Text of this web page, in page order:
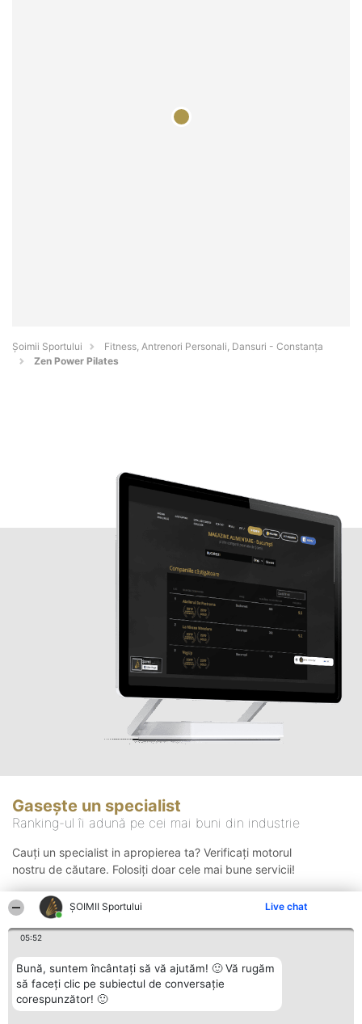
ȘOIMII Sportului Live chat
05:52
Bună, suntem încântați să vă ajutăm! 🙂 Vă rugăm
să faceți clic pe subiectul de conversație
corespunzător! 🙂
Șoimii Sportului
Fitness, Antrenori Personali, Dansuri - Constanţa
Zen Power Pilates
Gasește un specialist
Ranking-ul îi adună pe cei mai buni din industrie
Cauți un specialist in apropierea ta? Verificați motorul
nostru de căutare. Folosiți doar cele mai bune servicii!